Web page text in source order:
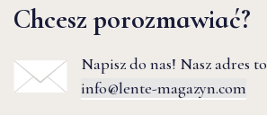
Chcesz porozmawiać?
Napisz do nas! Nasz adres to
info@lente-magazyn.com